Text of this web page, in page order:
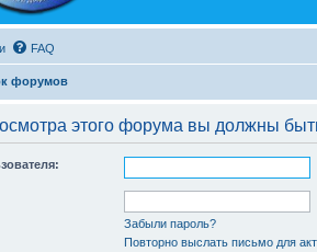
FAQ
форумов
этого форума вы должны
Забыли пароль?
Повторно выслать письмо для